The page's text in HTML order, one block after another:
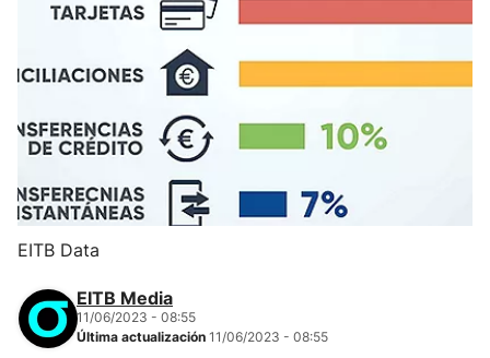
EITB Data
EITB Media
11/06/2023 - 08:55
Última actualización 11/06/2023 - 08:55